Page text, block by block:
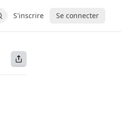
S'inscrire Se connecter